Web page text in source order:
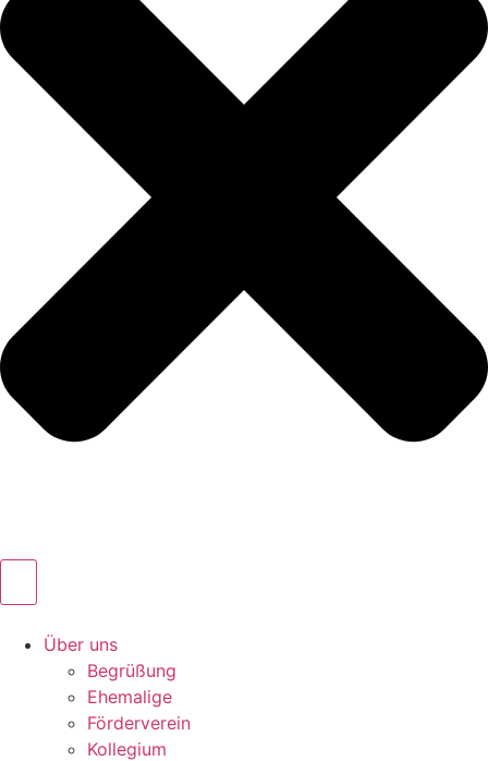
Über uns
Begrüßung
Ehemalige
Förderverein
Kollegium